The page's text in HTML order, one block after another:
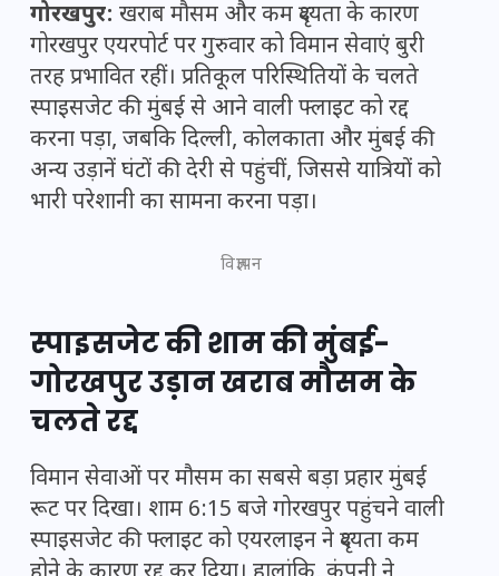
गोरखपुर: खराब मौसम और कम दृश्यता के कारण
गोरखपुर एयरपोर्ट पर गुरुवार को विमान सेवाएं बुरी
तरह प्रभावित रहीं। प्रतिकूल परिस्थितियों के चलते
स्पाइसजेट की मुंबई से आने वाली फ्लाइट को रद्द
करना पड़ा, जबकि दिल्ली, कोलकाता और मुंबई की
अन्य उड़ानें घंटों की देरी से पहुंचीं, जिससे यात्रियों को
भारी परेशानी का सामना करना पड़ा।
विज्ञापन
स्पाइसजेट की शाम की मुंबई-
गोरखपुर उड़ान खराब मौसम के
चलते रद्द
विमान सेवाओं पर मौसम का सबसे बड़ा प्रहार मुंबई
रूट पर दिखा। शाम 6:15 बजे गोरखपुर पहुंचने वाली
स्पाइसजेट की फ्लाइट को एयरलाइन ने दृश्यता कम